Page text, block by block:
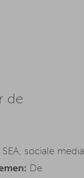
de
sociale media
De